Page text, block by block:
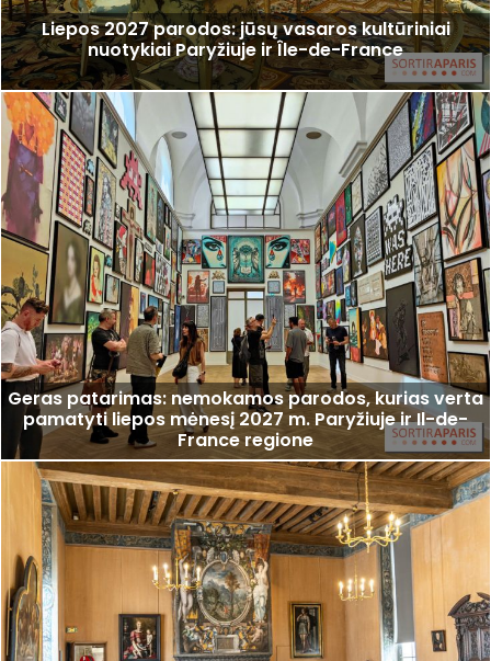
Liepos 2027 parodos: jūsų vasaros kultūriniai
nuotykiai Paryžiuje ir Île-de-France
Geras patarimas: nemokamos parodos, kurias verta
pamatyti liepos mėnesį 2027 m. Paryžiuje ir Il-de-
France regione